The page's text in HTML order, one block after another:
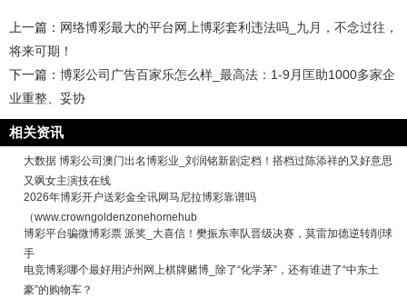
上一篇： 网络博彩最大的平台网上博彩套利违法吗_九月，不念过往，
将来可期！
下一篇： 博彩公司广告百家乐怎么样_最高法：1-9月匡助1000多家企
业重整、妥协
相关资讯
大数据 博彩公司澳门出名博彩业_刘润铭新剧定档！搭档过陈添祥的又好意思
又飒女主演技在线
2026年博彩开户送彩金全讯网马尼拉博彩靠谱吗
（www.crowngoldenzonehomehub
博彩平台骗微博彩票 派奖_大喜信！樊振东率队晋级决赛，莫雷加德逆转削球
手
电竞博彩哪个最好用泸州网上棋牌赌博_除了“化学茅”，还有谁进了“中东土
豪”的购物车？